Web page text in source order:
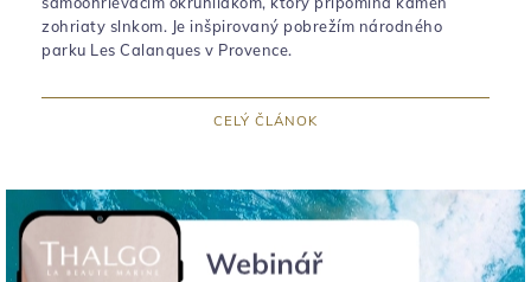
zohriaty slnkom. Je inšpirovaný pobrežím národného
parku Les Calanques v Provence.
CELÝ ČLÁNOK